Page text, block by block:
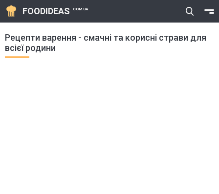
FOODIDEAS COM.UA
Рецепти варення - смачні та корисні страви для
всієї родини